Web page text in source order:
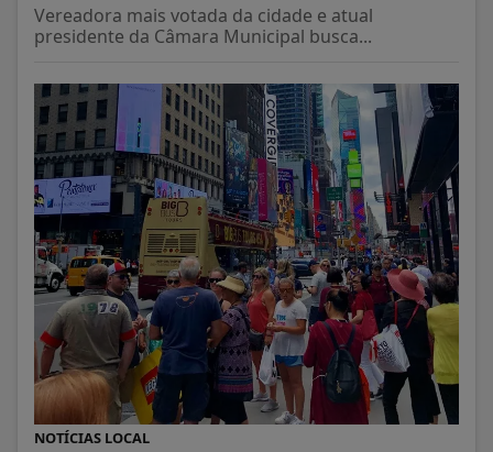
Vereadora mais votada da cidade e atual
presidente da Câmara Municipal busca...
NOTÍCIAS LOCAL